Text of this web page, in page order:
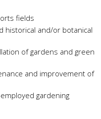
fields
historical and/or botanical
of gardens and green
and improvement of
gardening